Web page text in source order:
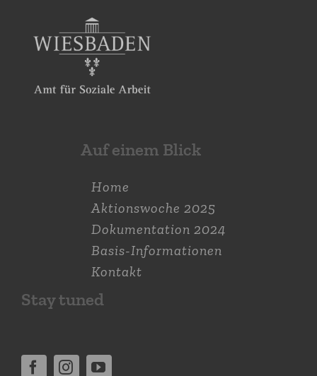
Auf einem Blick
Home
Aktions­woche 2025
Dokumen­tation 2024
Basis-Informationen
Kontakt
Stay tuned